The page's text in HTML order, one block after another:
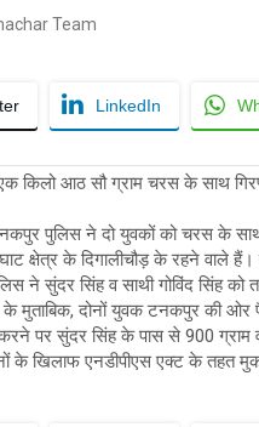
Team
LinkedIn
किलो आठ सौ ग्राम चरस के साथ
पुलिस ने दो युवकों को चरस के
क्षेत्र के दिगालीचौड़ के रहने वाले
ने सुंदर सिंह व साथी गोविंद सिंह
के मुताबिक, दोनों युवक टनकपुर की
करने पर सुंदर सिंह के पास से 900
के खिलाफ एनडीपीएस एक्ट के तहत